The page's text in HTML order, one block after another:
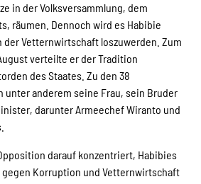
in der Volksversammlung, dem
räumen. Dennoch wird es Habibie
der Vetternwirtschaft loszuwerden. Zum
verteilte er der Tradition
des Staates. Zu den 38
unter anderem seine Frau, sein Bruder
darunter Armeechef Wiranto und
darauf konzentriert, Habibies
Korruption und Vetternwirtschaft